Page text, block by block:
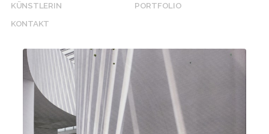
KÜNSTLERIN
PORTFOLIO
KONTAKT